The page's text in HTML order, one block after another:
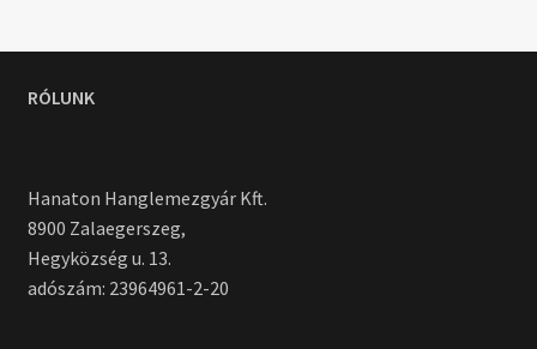
RÓLUNK
Hanaton Hanglemezgyár Kft.
8900 Zalaegerszeg,
Hegyközség u. 13.
adószám: 23964961-2-20